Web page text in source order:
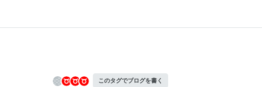
このタグでブログを書く